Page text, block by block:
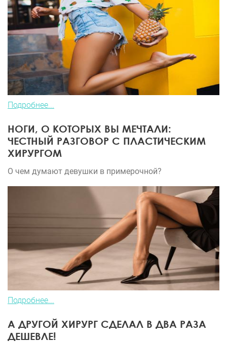
Подробнее...
НОГИ, О КОТОРЫХ ВЫ МЕЧТАЛИ:
ЧЕСТНЫЙ РАЗГОВОР С ПЛАСТИЧЕСКИМ
ХИРУРГОМ
О чем думают девушки в примерочной?
Подробнее...
А ДРУГОЙ ХИРУРГ СДЕЛАЛ В ДВА РАЗА
ДЕШЕВЛЕ!